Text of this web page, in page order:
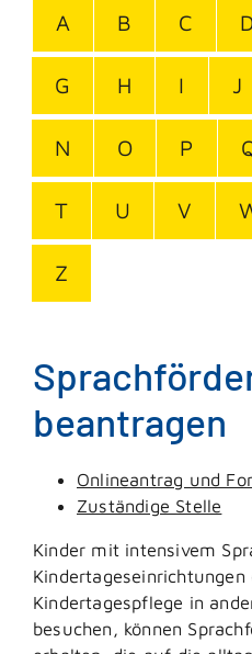
A B C
G H I J
N O P
T U V
Z
beantragen
Onlineantrag und
Zuständige Stelle
Kinder mit intensivem
Kindertageseinrichtungen
Kindertagespflege in
besuchen, können